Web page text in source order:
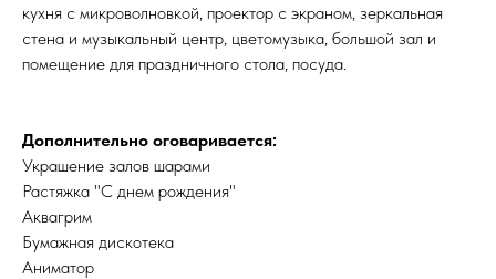
кухня с микроволновкой, проектор с экраном, зеркальная
стена и музыкальный центр, цветомузыка, большой зал и
помещение для праздничного стола, посуда.
Дополнительно оговаривается:
Украшение залов шарами
Растяжка "С днем рождения"
Аквагрим
Бумажная дискотека
Аниматор